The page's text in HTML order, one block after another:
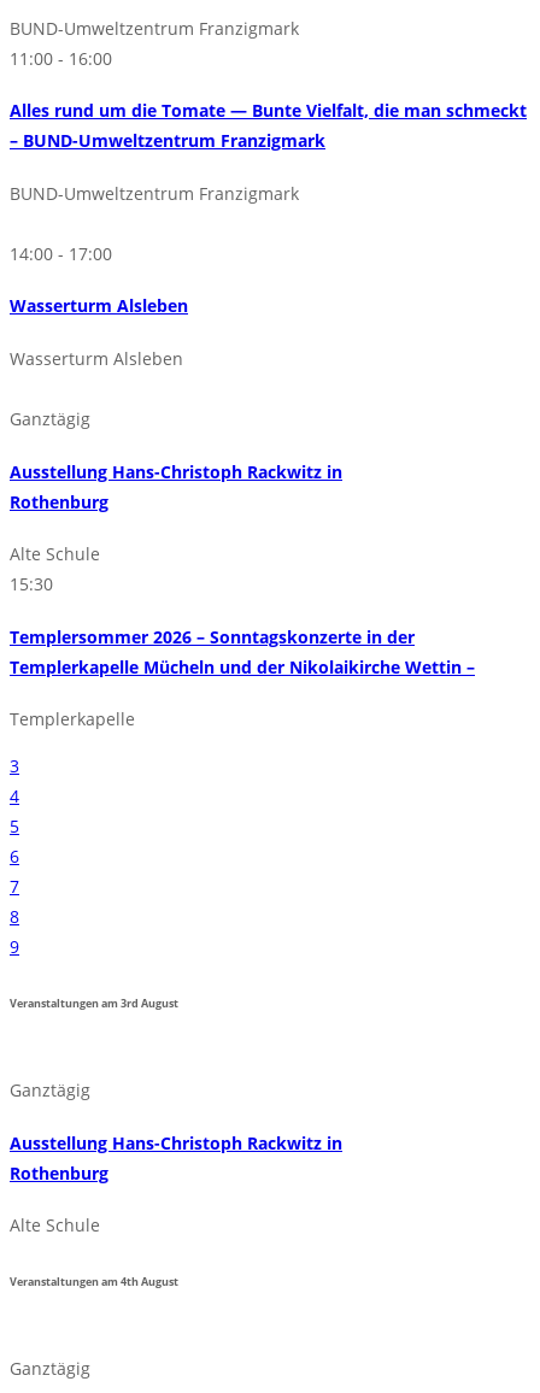
BUND-Umweltzentrum Franzigmark
11:00 - 16:00
Alles rund um die Tomate — Bunte Vielfalt, die man schmeckt
– BUND-Umweltzentrum Franzigmark
BUND-Umweltzentrum Franzigmark
14:00 - 17:00
Wasserturm Alsleben
Wasserturm Alsleben
Ganztägig
Ausstellung Hans-Christoph Rackwitz in
Rothenburg
Alte Schule
15:30
Templersommer 2026 – Sonntagskonzerte in der
Templerkapelle Mücheln und der Nikolaikirche Wettin –
Templerkapelle
3
4
5
6
7
8
9
Veranstaltungen am3rd August
Ganztägig
Ausstellung Hans-Christoph Rackwitz in
Rothenburg
Alte Schule
Veranstaltungen am4thAugust
Ganztägig